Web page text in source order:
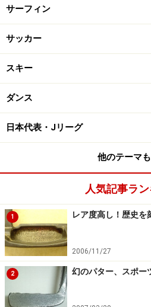
サーフィン
サッカー
スキー
ダンス
日本代表・Jリーグ
他のテーマ
人気記事ラ
1 レア度高し！歴史を
2006/11/27
2 幻のパター、スポー